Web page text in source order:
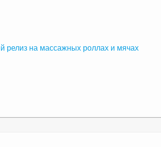
релиз на массажных роллах и мячах